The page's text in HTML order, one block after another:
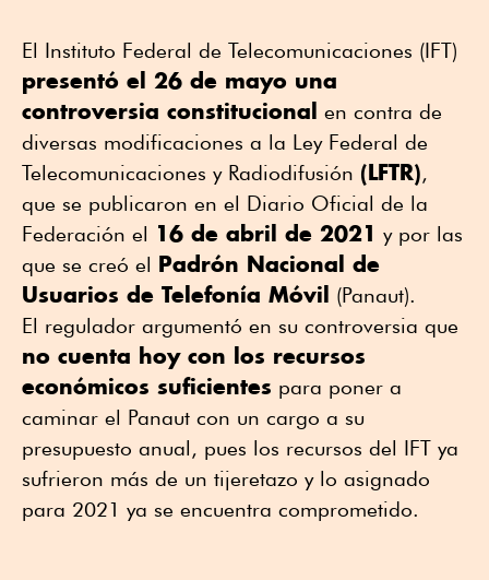
El Instituto Federal de Telecomunicaciones (IFT)
presentó el 26 de mayo una
controversia constitucional en contra de
diversas modificaciones a la Ley Federal de
Telecomunicaciones y Radiodifusión (LFTR),
que se publicaron en el Diario Oficial de la
Federación el 16 de abril de 2021 y por las
que se creó el Padrón Nacional de
Usuarios de Telefonía Móvil (Panaut).
El regulador argumentó en su controversia que
no cuenta hoy con los recursos
económicos suficientes para poner a
caminar el Panaut con un cargo a su
presupuesto anual, pues los recursos del IFT ya
sufrieron más de un tijeretazo y lo asignado
para 2021 ya se encuentra comprometido.